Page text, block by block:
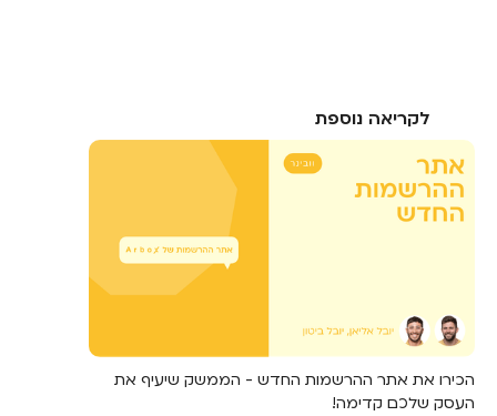
לקריאה נוספת
הכירו את אתר ההרשמות החדש - הממשק שיעיף את
העסק שלכם קדימה!